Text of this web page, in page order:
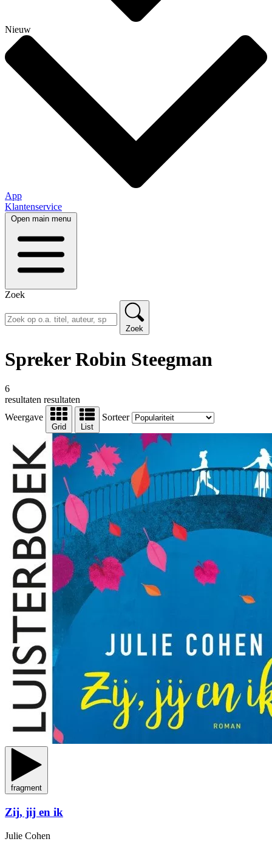
Nieuw
App
Klantenservice
Open main menu
Zoek
Zoek
Spreker Robin Steegman
6
resultaten resultaten
Weergave
Grid List
Sorteer
fragment
Zij, jij en ik
Julie Cohen